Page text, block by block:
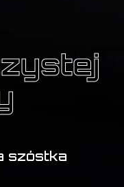
szóstka